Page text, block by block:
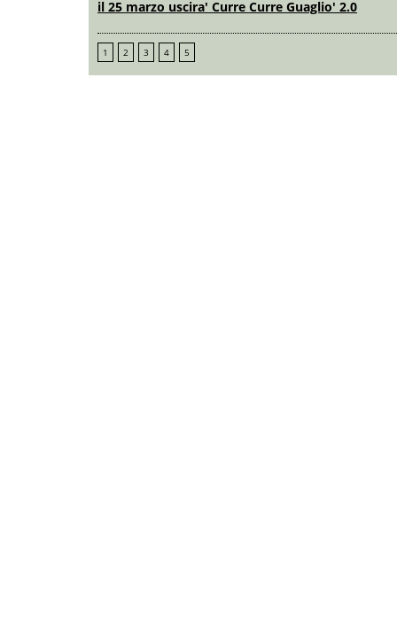
il 25 marzo uscira' Curre Curre Guaglio' 2.0
1 2 3 4 5